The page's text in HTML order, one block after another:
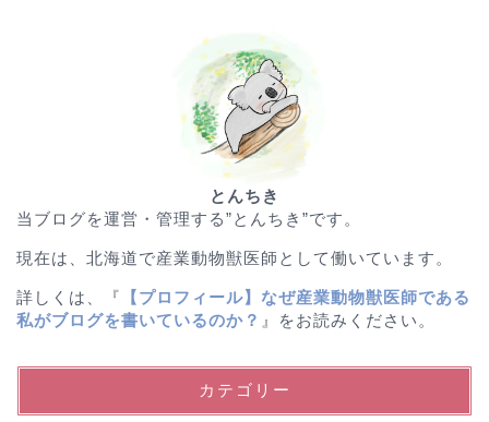
とんちき
当ブログを運営・管理する”とんちき”です。
現在は、北海道で産業動物獣医師として働いています。
詳しくは、『
【プロフィール】なぜ産業動物獣医師である
私がブログを書いているのか？ 』をお読みください。
カテゴリー